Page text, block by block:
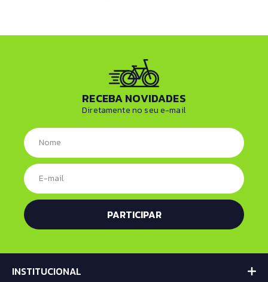
RECEBA NOVIDADES
Diretamente no seu e-mail
INSTITUCIONAL